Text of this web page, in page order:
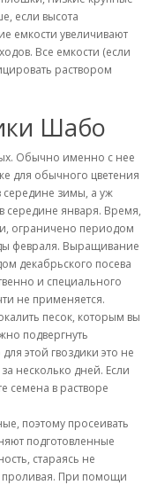
если высота
емкости увеличивают
Все емкости (если
раствором
Шабо
Обычно именно с нее
для обычного цветения
середине зимы, а уж
середине января. Время,
ограничено периодом
февраля. Выращивание
декабрьского посева
и специального
не применяется.
песок, которым вы
подвергнуть
этой гвоздики это не
несколько дней. Если
семена в растворе
поэтому просеивать
подготовленные
стараясь не
проливая. При помощи